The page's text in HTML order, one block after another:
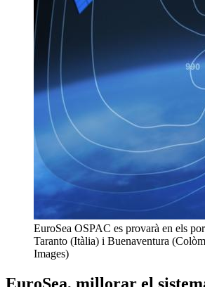
EuroSea OSPAC es provarà en els
Taranto (Itàlia) i Buenaventura
Images)
EuroSea, millorar el